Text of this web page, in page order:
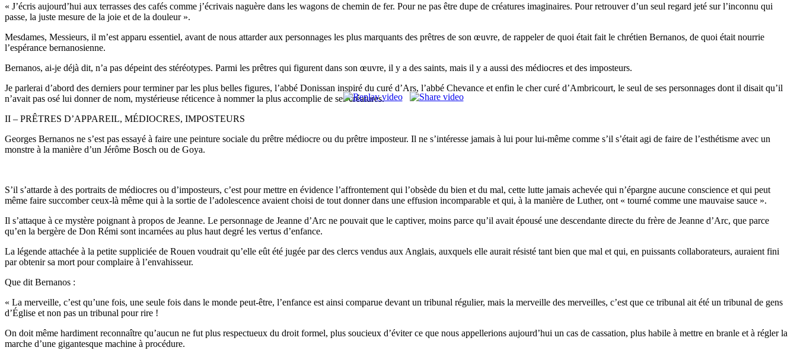
« J’écris aujourd’hui aux terrasses des cafés comme j’écrivais naguère dans les wagons de chemin de fer. Pour ne pas être dupe de créatures imaginaires. Pour retrouver d’un seul regard jeté sur l’inconnu qui
passe, la juste mesure de la joie et de la douleur ».
Mesdames, Messieurs, il m’est apparu essentiel, avant de nous attarder aux personnages les plus marquants des prêtres de son œuvre, de rappeler de quoi était fait le chrétien Bernanos, de quoi était nourrie
l’espérance bernanosienne.
Bernanos, ai-je déjà dit, n’a pas dépeint des stéréotypes. Parmi les prêtres qui figurent dans son œuvre, il y a des saints, mais il y a aussi des médiocres et des imposteurs.
Je parlerai d’abord des derniers pour terminer par les plus belles figures, l’abbé Donissan inspiré du curé d’Ars, l’abbé Chevance et enfin le cher curé d’Ambricourt, le seul de ses personnages dont il disait qu’il
n’avait pas osé lui donner de nom, mystérieuse réticence à nommer la plus accomplie de ses créatures.
II – PRÊTRES D’APPAREIL, MÉDIOCRES, IMPOSTEURS
Georges Bernanos ne s’est pas essayé à faire une peinture sociale du prêtre médiocre ou du prêtre imposteur. Il ne s’intéresse jamais à lui pour lui-même comme s’il s’était agi de faire de l’esthétisme avec un
monstre à la manière d’un Jérôme Bosch ou de Goya.
S’il s’attarde à des portraits de médiocres ou d’imposteurs, c’est pour mettre en évidence l’affrontement qui l’obsède du bien et du mal, cette lutte jamais achevée qui n’épargne aucune conscience et qui peut
même faire succomber ceux-là même qui à la sortie de l’adolescence avaient choisi de tout donner dans une effusion incomparable et qui, à la manière de Luther, ont « tourné comme une mauvaise sauce ».
Il s’attaque à ce mystère poignant à propos de Jeanne. Le personnage de Jeanne d’Arc ne pouvait que le captiver, moins parce qu’il avait épousé une descendante directe du frère de Jeanne d’Arc, que parce
qu’en la bergère de Don Rémi sont incarnées au plus haut degré les vertus d’enfance.
La légende attachée à la petite suppliciée de Rouen voudrait qu’elle eût été jugée par des clercs vendus aux Anglais, auxquels elle aurait résisté tant bien que mal et qui, en puissants collaborateurs, auraient fini
par obtenir sa mort pour complaire à l’envahisseur.
Que dit Bernanos :
« La merveille, c’est qu’une fois, une seule fois dans le monde peut-être, l’enfance est ainsi comparue devant un tribunal régulier, mais la merveille des merveilles, c’est que ce tribunal ait été un tribunal de gens
d’Église et non pas un tribunal pour rire !
On doit même hardiment reconnaître qu’aucun ne fut plus respectueux du droit formel, plus soucieux d’éviter ce que nous appellerions aujourd’hui un cas de cassation, plus habile à mettre en branle et à régler la
marche d’une gigantesque machine à procédure.